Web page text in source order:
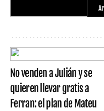
No venden a Julián y se
quieren llevar gratis a
Ferran: el plan de Mateu